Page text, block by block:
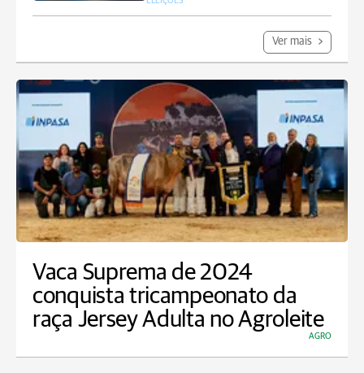
Ver mais
Vaca Suprema de 2024
conquista tricampeonato da
raça Jersey Adulta no Agroleite
AGRO